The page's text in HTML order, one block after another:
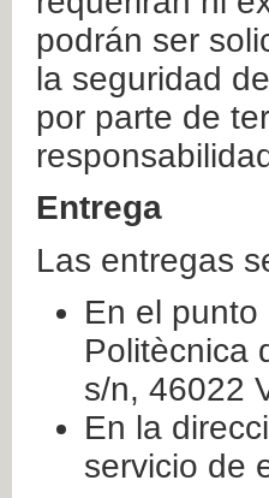
podrán ser
la seguridad
por parte de
Entrega
Las entregas
En el
Politècnica
s/n, 46022
En la
servicio de